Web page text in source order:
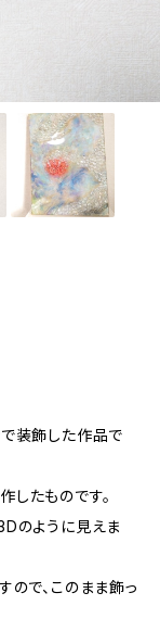
装飾した作品で
したものです。
のように見えま
ので、このまま飾っ